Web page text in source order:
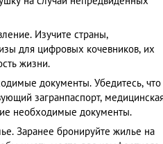
Изучите страны,
для цифровых кочевников, их
жизни.​
документы. Убедитесь, что
загранпаспорт,
необходимые документы.​
Заранее бронируйте жилье на